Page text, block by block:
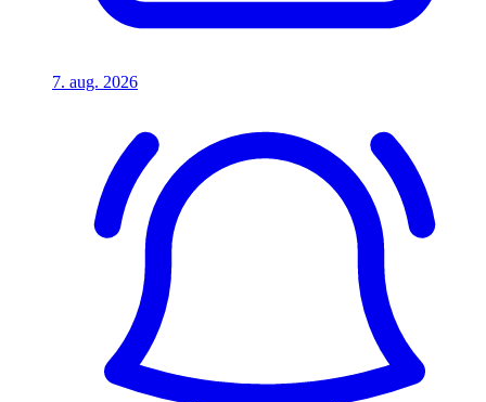
7. aug. 2026